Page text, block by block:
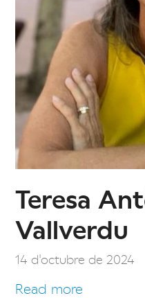
Teresa
Vallverdu
14 d'octubre de 2024
Read more